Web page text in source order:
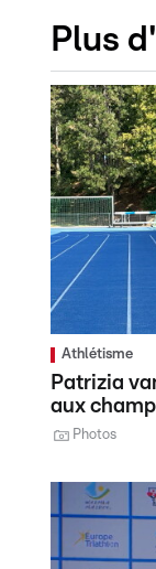
Plus
Athlétisme
Patrizia
aux
Photos